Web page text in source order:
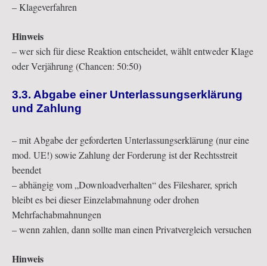
– Klageverfahren
Hinweis
– wer sich für diese Reaktion entscheidet, wählt entweder Klage
oder Verjährung (Chancen: 50:50)
3.3. Abgabe einer Unterlassungserklärung
und Zahlung
– mit Abgabe der geforderten Unterlassungserklärung (nur eine
mod. UE!) sowie Zahlung der Forderung ist der Rechtsstreit
beendet
– abhängig vom „Downloadverhalten“ des Filesharer, sprich
bleibt es bei dieser Einzelabmahnung oder drohen
Mehrfachabmahnungen
– wenn zahlen, dann sollte man einen Privatvergleich versuchen
Hinweis